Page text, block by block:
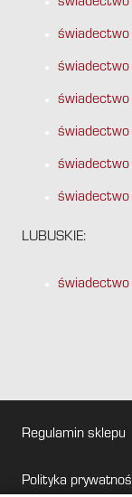
świadectwo
świadectwo
świadectwo
świadectwo
świadectwo
świadectwo
świadectwo
LUBUSKIE:
świadectwo
Regulamin sklepu
Polityka